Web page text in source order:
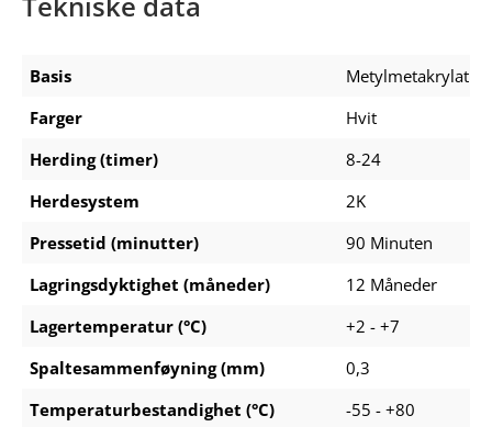
Basis
Metylmetakrylat
Farger
Hvit
Herding (timer)
8-24
Herdesystem
2K
Pressetid (minutter)
90 Minuten
Lagringsdyktighet (måneder)
12 Måneder
Lagertemperatur (°C)
+2 - +7
Spaltesammenføyning (mm)
0,3
Temperaturbestandighet (°C)
-55 - +80